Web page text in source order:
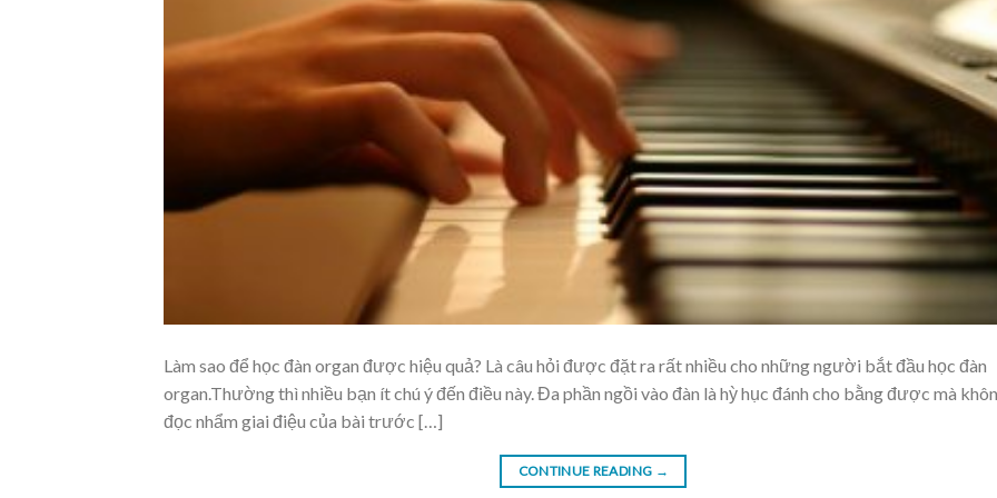
Làm sao để học đàn organ được hiệu quả? Là câu hỏi được đặt ra rất nhiều cho những người bắt đầu học đàn
organ.Thường thì nhiều bạn ít chú ý đến điều này. Đa phần ngồi vào đàn là hỳ hục đánh cho bằng được mà
đọc nhẩm giai điệu của bài trước […]
CONTINUE READING →